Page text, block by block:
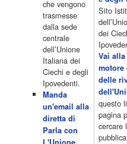
Telefilm: Le strade di San
Una scuola di paura 16:30 […]
Acor3.it
programmiTv - CANALE 5 4
Programmi 2/3 06.00 TG5/
TG5 Mattina 08.40 Mattino
13.00 2/3 13.00 TG5 13.40
Uomini e donne 16.15 2/3
cinque(All'interno: TG5-5
milionario 20.00 2/3 20.00
Telefilm:Amiche mie 23.30 2/
Acor3.it
che vengono
trasmesse
dalla sede
centrale
dell’Unione
Italiana dei
Ciechi e degli
Ipovedenti.
Manda
un'email alla
diretta di
Parla con
Sito
dei
Vai
motore
delle
questo
pagina
cercare